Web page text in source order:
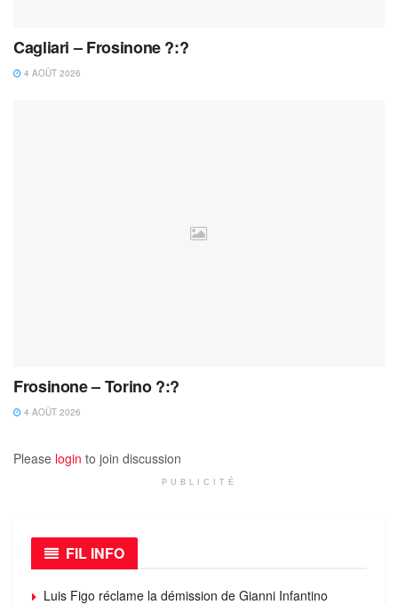
Cagliari – Frosinone ?:?
4 AOÛT 2026
Frosinone – Torino ?:?
4 AOÛT 2026
Please login to join discussion
PUBLICITÉ
FIL INFO
Luis Figo réclame la démission de Gianni Infantino